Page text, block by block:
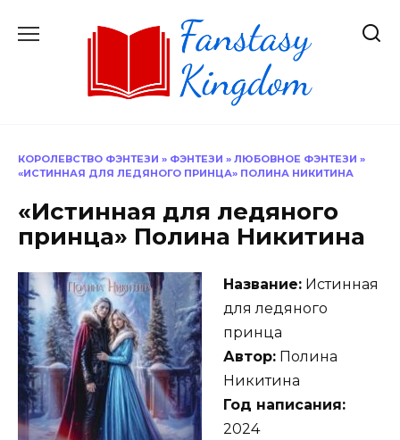
КОРОЛЕВСТВО ФЭНТЕЗИ » ФЭНТЕЗИ » ЛЮБОВНОЕ ФЭНТЕЗИ »
«ИСТИННАЯ ДЛЯ ЛЕДЯНОГО ПРИНЦА» ПОЛИНА НИКИТИНА
«Истинная для ледяного
принца» Полина Никитина
Название: Истинная
для ледяного
принца
Автор: Полина
Никитина
Год написания:
2024